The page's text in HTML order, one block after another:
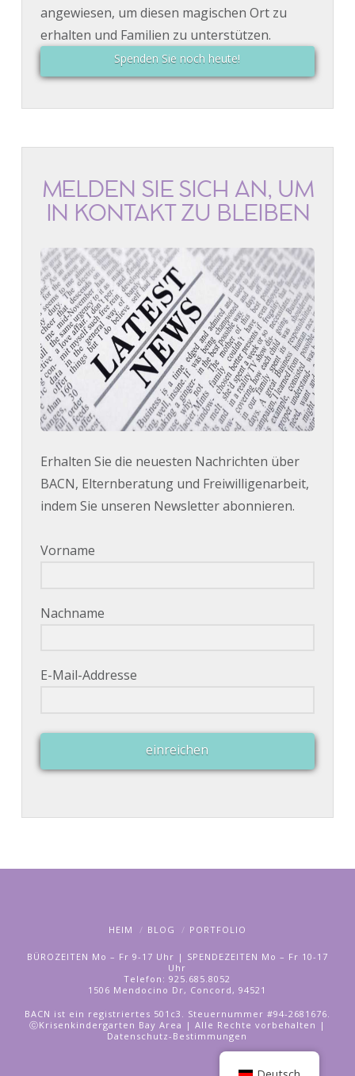
angewiesen, um diesen magischen Ort zu
erhalten und Familien zu unterstützen.
Spenden Sie noch heute!
MELDEN SIE SICH AN, UM
IN KONTAKT ZU BLEIBEN
Erhalten Sie die neuesten Nachrichten über
BACN, Elternberatung und Freiwilligenarbeit,
indem Sie unseren Newsletter abonnieren.
Vorname
Nachname
E-Mail-Addresse
einreichen
HEIM BLOG PORTFOLIO
BÜROZEITEN Mo – Fr 9-17 Uhr | SPENDEZEITEN Mo – Fr 10-17
Uhr
Telefon: 925.685.8052
1506 Mendocino Dr, Concord, 94521
BACN ist ein registriertes 501c3. Steuernummer #94-2681676.
ⓒKrisenkindergarten Bay Area | Alle Rechte vorbehalten |
Datenschutz-Bestimmungen